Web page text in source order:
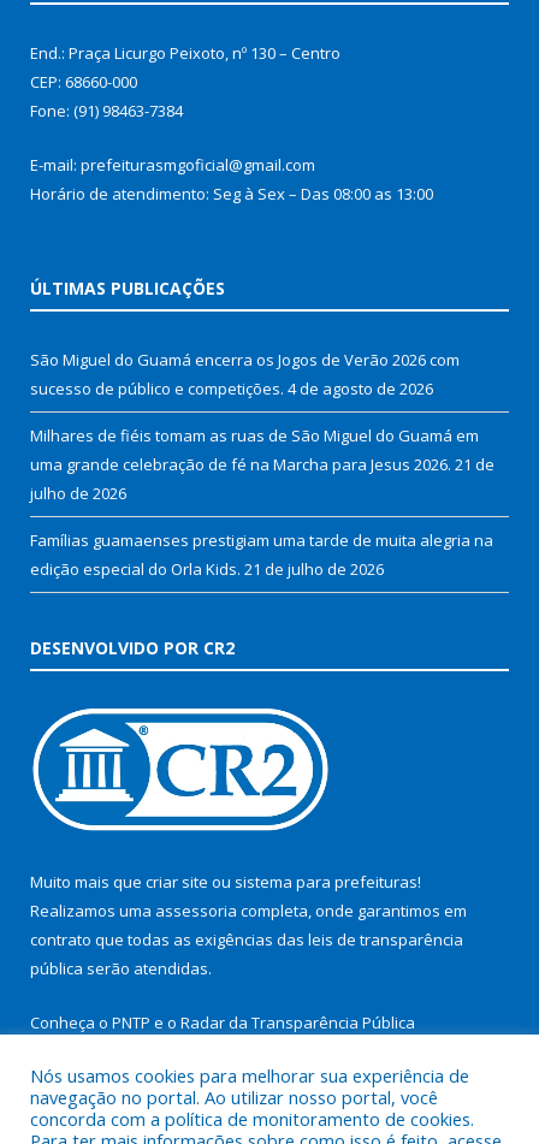
End.: Praça Licurgo Peixoto, nº 130 – Centro
CEP: 68660-000
Fone: (91) 98463-7384
E-mail: prefeiturasmgoficial@gmail.com
Horário de atendimento: Seg à Sex – Das 08:00 as 13:00
ÚLTIMAS PUBLICAÇÕES
São Miguel do Guamá encerra os Jogos de Verão 2026 com
sucesso de público e competições. 4 de agosto de 2026
Milhares de fiéis tomam as ruas de São Miguel do Guamá em
uma grande celebração de fé na Marcha para Jesus 2026. 21 de
julho de 2026
Famílias guamaenses prestigiam uma tarde de muita alegria na
edição especial do Orla Kids. 21 de julho de 2026
DESENVOLVIDO POR CR2
Muito mais que criar site ou sistema para prefeituras!
Realizamos uma assessoria completa, onde garantimos em
contrato que todas as exigências das leis de transparência
pública serão atendidas.
Conheça o PNTP e o Radar da Transparência Pública
Nós usamos cookies para melhorar sua experiência de
navegação no portal. Ao utilizar nosso portal, você
concorda com a política de monitoramento de cookies.